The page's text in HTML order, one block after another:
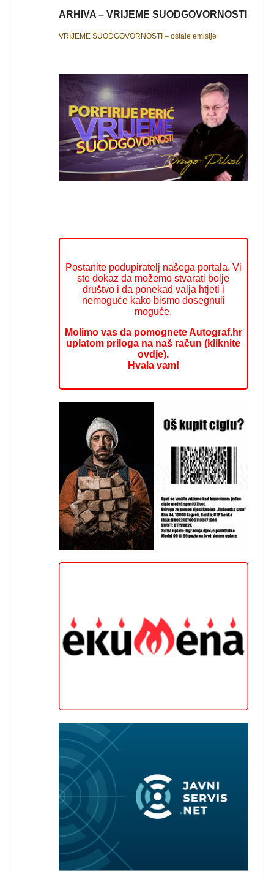
ARHIVA – VRIJEME SUODGOVORNOSTI
VRIJEME SUODGOVORNOSTI – ostale emisije
Postanite podupiratelj našega portala. Vi
ste dokaz da možemo stvarati bolje
društvo i da ponekad valja htjeti i
nemoguće kako bismo dosegnuli
moguće.
Molimo vas da pomognete Autograf.hr
uplatom priloga na naš račun (kliknite
ovdje).
Hvala vam!